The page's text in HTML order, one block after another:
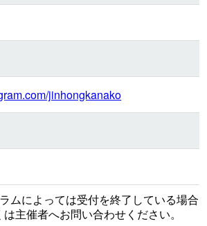
jinhongkanako
ムによっては受付を終了している場合
主催者へお問い合わせください。